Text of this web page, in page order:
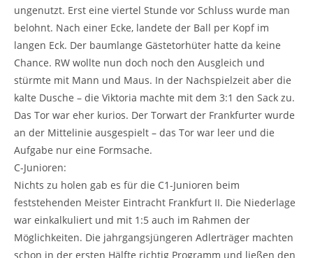
ungenutzt. Erst eine viertel Stunde vor Schluss wurde man
belohnt. Nach einer Ecke, landete der Ball per Kopf im
langen Eck. Der baumlange Gästetorhüter hatte da keine
Chance. RW wollte nun doch noch den Ausgleich und
stürmte mit Mann und Maus. In der Nachspielzeit aber die
kalte Dusche – die Viktoria machte mit dem 3:1 den Sack zu.
Das Tor war eher kurios. Der Torwart der Frankfurter wurde
an der Mittelinie ausgespielt – das Tor war leer und die
Aufgabe nur eine Formsache.
C-Junioren:
Nichts zu holen gab es für die C1-Junioren beim
feststehenden Meister Eintracht Frankfurt II. Die Niederlage
war einkalkuliert und mit 1:5 auch im Rahmen der
Möglichkeiten. Die jahrgangsjüngeren Adlerträger machten
schon in der ersten Hälfte richtig Programm und ließen den